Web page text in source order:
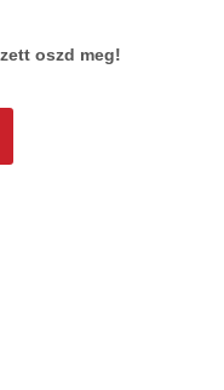
oszd meg!